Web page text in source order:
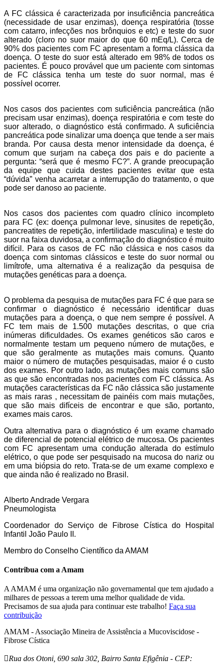
A FC clássica é caracterizada por insuficiência pancreática
(necessidade de usar enzimas), doença respiratória (tosse
com catarro, infecções nos brônquios e etc) e teste do suor
alterado (cloro no suor maior do que 60 mEq/L). Cerca de
90% dos pacientes com FC apresentam a forma clássica da
doença. O teste do suor está alterado em 98% de todos os
pacientes. É pouco provável que um paciente com sintomas
de FC clássica tenha um teste do suor normal, mas é
possível ocorrer.
Nos casos dos pacientes com suficiência pancreática (não
precisam usar enzimas), doença respiratória e com teste do
suor alterado, o diagnóstico está confirmado. A suficiência
pancreática pode sinalizar uma doença que tende a ser mais
branda. Por causa desta menor intensidade da doença, é
comum que surjam na cabeça dos pais e do paciente a
pergunta: “será que é mesmo FC?”. A grande preocupação
da equipe que cuida destes pacientes evitar que esta
“dúvida” venha acarretar a interrupção do tratamento, o que
pode ser danoso ao paciente.
Nos casos dos pacientes com quadro clínico incompleto
para FC (ex: doença pulmonar leve, sinusites de repetição,
pancreatites de repetição, infertilidade masculina) e teste do
suor na faixa duvidosa, a confirmação do diagnóstico é muito
difícil. Para os casos de FC não clássica e nos casos da
doença com sintomas clássicos e teste do suor normal ou
limítrofe, uma alternativa é a realização da pesquisa de
mutações genéticas para a doença.
O problema da pesquisa de mutações para FC é que para se
confirmar o diagnóstico é necessário identificar duas
mutações para a doença, o que nem sempre é possível. A
FC tem mais de 1.500 mutações descritas, o que cria
inúmeras dificuldades.Os exames genéticos são caros e
normalmente testam um pequeno número de mutações, e
que são geralmente as mutações mais comuns. Quanto
maior o número de mutações pesquisadas, maior é o custo
dos exames. Por outro lado, as mutações mais comuns são
as que são encontradas nos pacientes com FC clássica. As
mutações características da FC não clássica são justamente
as mais raras , necessitam de painéis com mais mutações,
que são mais difíceis de encontrar e que são, portanto,
exames mais caros.
Outra alternativa para o diagnóstico é um exame chamado
de diferencial de potencial elétrico de mucosa. Os pacientes
com FC apresentam uma condução alterada do estímulo
elétrico, o que pode ser pesquisado na mucosa do nariz ou
em uma biópsia do reto. Trata-se de um exame complexo e
que ainda não é realizado no Brasil.
Alberto Andrade Vergara
Pneumologista
Coordenador do Serviço de Fibrose Cística do Hospital
Infantil João Paulo II.
Membro do Conselho Científico da AMAM
Contribua com a Amam
A AMAM é uma organização não governamental que tem ajudado a
milhares de pessoas a terem uma melhor qualidade de vida.
Precisamos de sua ajuda para continuar este trabalho! Faça sua
contribuição
AMAM - Associação Mineira de Assistência a Mucoviscidose -
Fibrose Cística
Rua dos Otoni, 690 sala 302, Bairro Santa Efigênia - CEP: